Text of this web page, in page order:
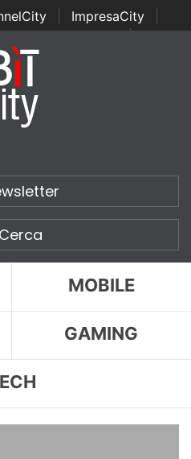
ImpresaCity
Channel Awards | Italian
Security Awards
Cerca
MOBILE
GAMING